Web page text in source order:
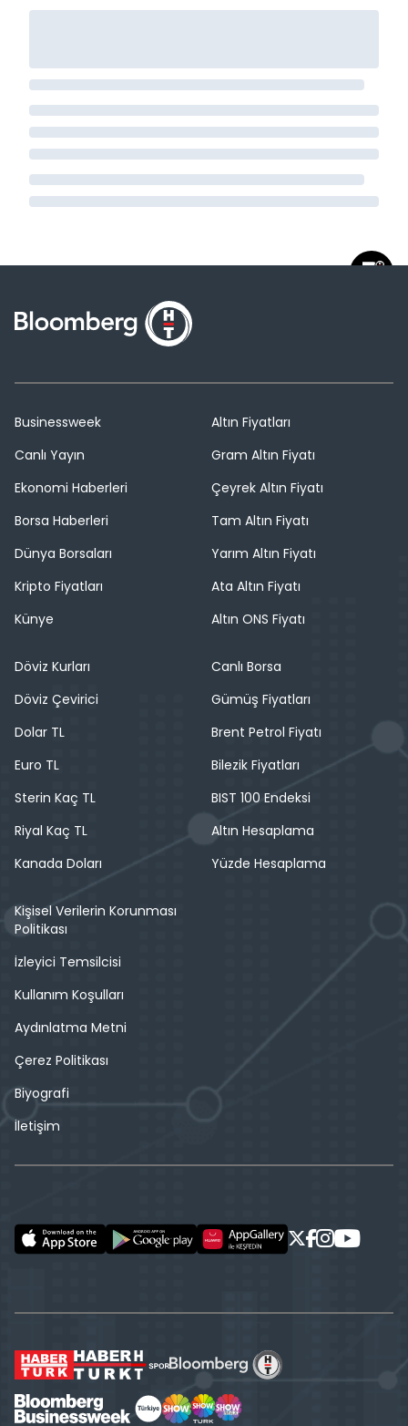
Businessweek
Canlı Yayın
Ekonomi Haberleri
Borsa Haberleri
Dünya Borsaları
Kripto Fiyatları
Künye
Altın Fiyatları
Gram Altın Fiyatı
Çeyrek Altın Fiyatı
Tam Altın Fiyatı
Yarım Altın Fiyatı
Ata Altın Fiyatı
Altın ONS Fiyatı
Döviz Kurları
Döviz Çevirici
Dolar TL
Euro TL
Sterin Kaç TL
Riyal Kaç TL
Kanada Doları
Canlı Borsa
Gümüş Fiyatları
Brent Petrol Fiyatı
Bilezik Fiyatları
BIST 100 Endeksi
Altın Hesaplama
Yüzde Hesaplama
Kişisel Verilerin Korunması
Politikası
İzleyici Temsilcisi
Kullanım Koşulları
Aydınlatma Metni
Çerez Politikası
Biyografi
İletişim